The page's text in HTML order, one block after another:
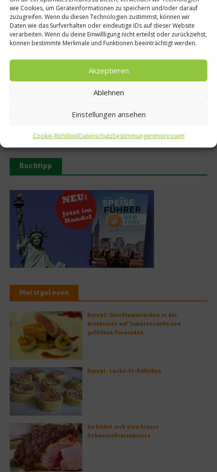
wie Cookies, um Geräteinformationen zu speichern und/oder darauf
zuzugreifen. Wenn du diesen Technologien zustimmst, können wir
Daten wie das Surfverhalten oder eindeutige IDs auf dieser Website
verarbeiten. Wenn du deine Einwillligung nicht erteilst oder zurückziehst,
können bestimmte Merkmale und Funktionen beeinträchtigt werden.
Akzeptieren
Ablehnen
Einstellungen ansehen
Cookie-RichtlinieDatenschutzbestimmungenImpressum
Ähnliche Beiträge
Spitzenkoch Jan Hartwig-
Das Rezept für Polvito
Buchtipp
Meistgelesen
Rezept: Deichlammrücken in der
Brotkruste auf Tomatenconfit und
gefüllten Poveraden
Rezept: Lachs-Ei-Röllchen
So bildet sich eine krosse
Schweinebratenkruste